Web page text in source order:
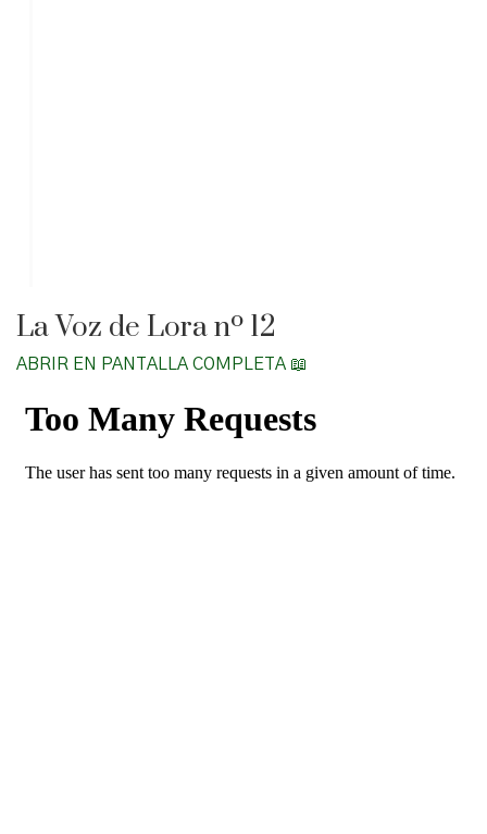
La Voz de Lora nº 12
ABRIR EN PANTALLA COMPLETA 📖